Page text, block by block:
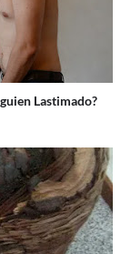
Lastimado?